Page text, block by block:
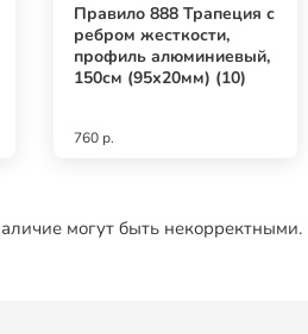
Правило 888 Трапеция с
ребром жесткости,
профиль алюминиевый,
150см (95х20мм) (10)
760 р.
могут быть некорректными.